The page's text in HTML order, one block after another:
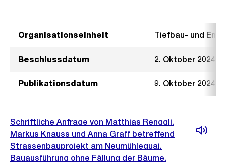
Organisationseinheit Tiefbau- und
Beschlussdatum 2. Oktober 2024
Publikationsdatum 9. Oktober 2024
Schriftliche Anfrage von Matthias Renggli,
Markus Knauss und Anna Graff betreffend
Strassenbauprojekt am Neumühlequai,
Bauausführung ohne Fällung der Bäume,